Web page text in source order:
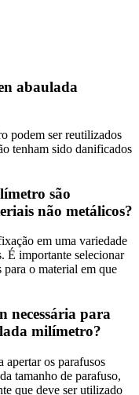
abaulada
podem ser reutilizados
tenham sido danificados
são
não metálicos?
em uma variedade
É importante selecionar
para o material em que
necessária para
milímetro?
apertar os parafusos
tamanho de parafuso,
que deve ser utilizado